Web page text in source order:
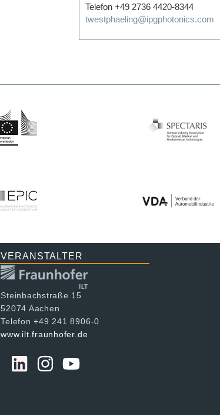
Telefon +49 2736 4420-8344
twestphaeling@ipgphotonics.com
VERANSTALTER
Steinbachstraße 15
52074 Aachen
Telefon +49 241 8906-0
www.ilt.fraunhofer.de